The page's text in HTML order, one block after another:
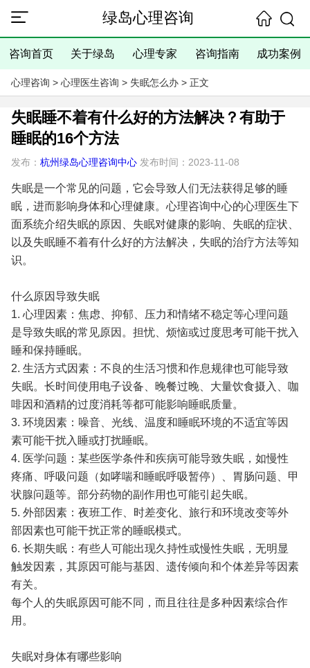
绿岛心理咨询
咨询首页 关于绿岛 心理专家 咨询指南 成功案例
心理咨询 > 心理医生咨询 > 失眠怎么办> 正文
失眠睡不着有什么好的方法解决？有助于
睡眠的16个方法
发布： 杭州绿岛心理咨询中心发布时间：2023-11-08
失眠是一个常见的问题，它会导致人们无法获得足够的睡
眠，进而影响身体和心理健康。心理咨询中心的心理医生下
面系统介绍失眠的原因、失眠对健康的影响、失眠的症状、
以及失眠睡不着有什么好的方法解决，失眠的治疗方法等知
识。
什么原因导致失眠
1. 心理因素：焦虑、抑郁、压力和情绪不稳定等心理问题
是导致失眠的常见原因。担忧、烦恼或过度思考可能干扰入
睡和保持睡眠。
2. 生活方式因素：不良的生活习惯和作息规律也可能导致
失眠。长时间使用电子设备、晚餐过晚、大量饮食摄入、咖
啡因和酒精的过度消耗等都可能影响睡眠质量。
3. 环境因素：噪音、光线、温度和睡眠环境的不适宜等因
素可能干扰入睡或打扰睡眠。
4. 医学问题：某些医学条件和疾病可能导致失眠，如慢性
疼痛、呼吸问题（如哮喘和睡眠呼吸暂停）、胃肠问题、甲
状腺问题等。部分药物的副作用也可能引起失眠。
5. 外部因素：夜班工作、时差变化、旅行和环境改变等外
部因素也可能干扰正常的睡眠模式。
6. 长期失眠：有些人可能出现久持性或慢性失眠，无明显
触发因素，其原因可能与基因、遗传倾向和个体差异等因素
有关。
每个人的失眠原因可能不同，而且往往是多种因素综合作
用。
失眠对身体有哪些影响